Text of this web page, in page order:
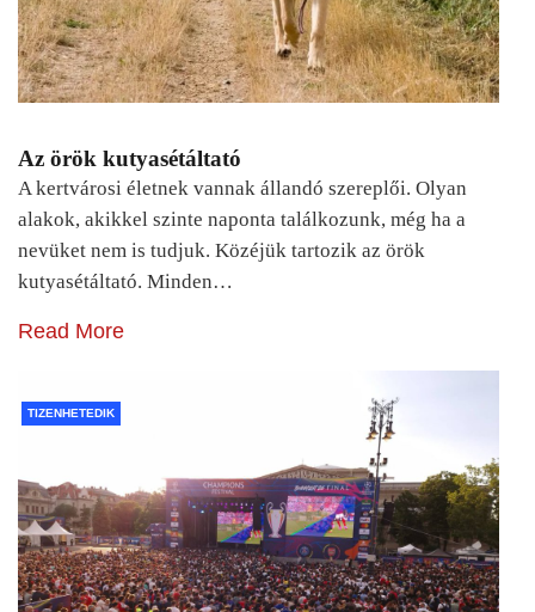
Az örök kutyasétáltató
A kertvárosi életnek vannak állandó szereplői. Olyan
alakok, akikkel szinte naponta találkozunk, még ha a
nevüket nem is tudjuk. Közéjük tartozik az örök
kutyasétáltató. Minden…
Read More
TIZENHETEDIK